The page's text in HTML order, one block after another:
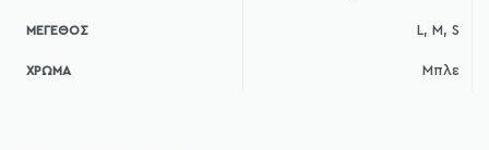
ΜΈΓΕΘΟΣ L, M, S
ΧΡΏΜΑ Μπλε